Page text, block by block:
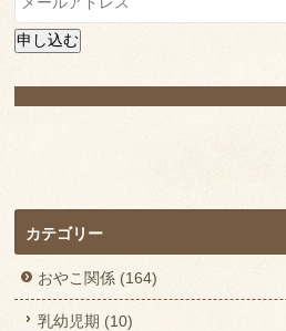
ー
ル
ア
レ
ス
申し込む
カテゴリー
おやこ関係 (164)
乳幼児期 (10)